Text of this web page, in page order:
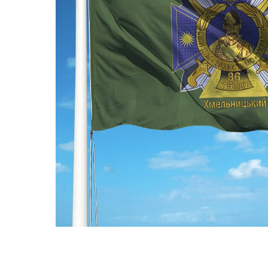
ПРАПОРИ КРАЇН СВІТУ
ПРАПОРИ МІСТ ТА СІЛ
УКРАЇНИ
ІСТОРИЧНІ ПРАПОРИ
ПІРАТСЬКІ ПРАПОРИ
АКСЕСУАРИ ТА
СУВЕНІРИ